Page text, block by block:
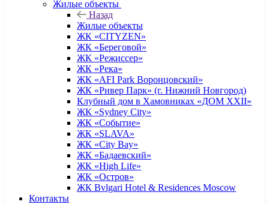
Жилые объекты
Назад
Жилые объекты
ЖК «CITYZEN»
ЖК «Береговой»
ЖК «Режиссер»
ЖК «Река»
ЖК «AFI Park Воронцовский»
ЖК «Ривер Парк» (г. Нижний Новгород)
Клубный дом в Хамовниках «ДОМ XXII»
ЖК «Sydney City»
ЖК «Событие»
ЖК «SLAVA»
ЖК «City Bay»
ЖК «Бадаевский»
ЖК «High Life»
ЖК «Остров»
ЖК Bvlgari Hotel & Residences Moscow
Контакты